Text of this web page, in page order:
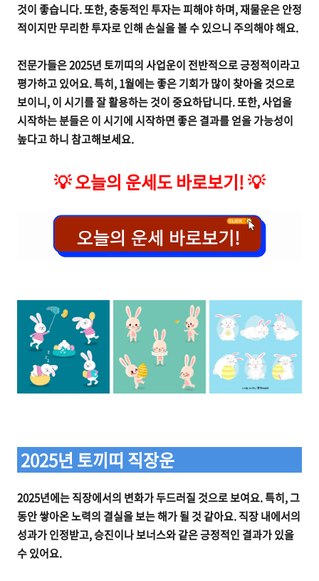
것이 좋습니다. 또한, 충동적인 투자는 피해야 하며, 재물운은 안정
적이지만 무리한 투자로 인해 손실을 볼 수 있으니 주의해야 해요.
전문가들은 2025년 토끼띠의 사업운이 전반적으로 긍정적이라고
평가하고 있어요. 특히, 1월에는 좋은 기회가 많이 찾아올 것으로
보이니, 이 시기를 잘 활용하는 것이 중요하답니다. 또한, 사업을
시작하는 분들은 이 시기에 시작하면 좋은 결과를 얻을 가능성이
높다고 하니 참고해보세요.
💡오늘의 운세도 바로보기!💡
2025년 토끼띠 직장운
2025년에는 직장에서의 변화가 두드러질 것으로 보여요. 특히, 그
동안 쌓아온 노력의 결실을 보는 해가 될 것 같아요. 직장 내에서의
성과가 인정받고, 승진이나 보너스와 같은 긍정적인 결과가 있을
수 있어요.